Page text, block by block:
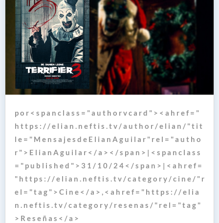
p o r < s p a n c l a s s = " a u t h o r v c a r d " > < a h r e f = "
h t t p s : / / e l i a n . n e f t i s . t v / a u t h o r / e l i a n / " t i t
l e = " M e n s a j e s d e E l i a n A g u i l a r " r e l = " a u t h o
r " > E l i a n A g u i l a r < / a > < / s p a n > | < s p a n c l a s s
= " p u b l i s h e d " > 3 1 / 1 0 / 2 4 < / s p a n > | < a h r e f =
" h t t p s : / / e l i a n . n e f t i s . t v / c a t e g o r y / c i n e / " r
e l = " t a g " > C i n e < / a > , < a h r e f = " h t t p s : / / e l i a
n . n e f t i s . t v / c a t e g o r y / r e s e n a s / " r e l = " t a g "
> R e s e ñ a s < / a >